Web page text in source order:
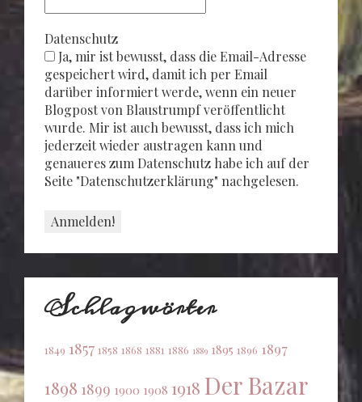
Datenschutz
Ja, mir ist bewusst, dass die Email-Adresse
gespeichert wird, damit ich per Email
darüber informiert werde, wenn ein neuer
Blogpost von Blaustrumpf veröffentlicht
wurde. Mir ist auch bewusst, dass ich mich
jederzeit wieder austragen kann und
genaueres zum Datenschutz habe ich auf der
Seite "Datenschutzerklärung" nachgelesen.
Schlagwörter
1849 1857 1858 1868 1881 1886 1889 1895 1896 1897
1898 1899 1900 1908 1918 Der Bazar